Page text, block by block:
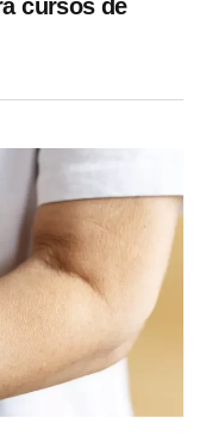
cursos de